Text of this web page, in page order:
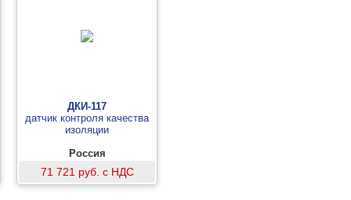
ДКИ-117
датчик контроля качества
изоляции
Россия
71 721 руб. с НДС